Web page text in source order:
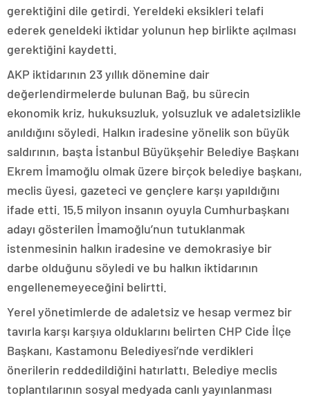
gerektiğini dile getirdi. Yereldeki eksikleri telafi
ederek geneldeki iktidar yolunun hep birlikte açılması
gerektiğini kaydetti.
AKP iktidarının 23 yıllık dönemine dair
değerlendirmelerde bulunan Bağ, bu sürecin
ekonomik kriz, hukuksuzluk, yolsuzluk ve adaletsizlikle
anıldığını söyledi. Halkın iradesine yönelik son büyük
saldırının, başta İstanbul Büyükşehir Belediye Başkanı
Ekrem İmamoğlu olmak üzere birçok belediye başkanı,
meclis üyesi, gazeteci ve gençlere karşı yapıldığını
ifade etti. 15,5 milyon insanın oyuyla Cumhurbaşkanı
adayı gösterilen İmamoğlu’nun tutuklanmak
istenmesinin halkın iradesine ve demokrasiye bir
darbe olduğunu söyledi ve bu halkın iktidarının
engellenemeyeceğini belirtti.
Yerel yönetimlerde de adaletsiz ve hesap vermez bir
tavırla karşı karşıya olduklarını belirten CHP Cide İlçe
Başkanı, Kastamonu Belediyesi’nde verdikleri
önerilerin reddedildiğini hatırlattı. Belediye meclis
toplantılarının sosyal medyada canlı yayınlanması